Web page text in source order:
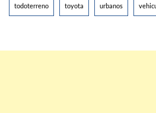
todoterreno toyota urbanos